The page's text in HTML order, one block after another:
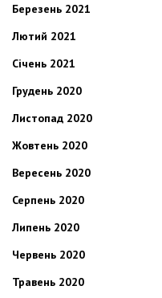
Березень 2021
Лютий 2021
Січень 2021
Грудень 2020
Листопад 2020
Жовтень 2020
Вересень 2020
Серпень 2020
Липень 2020
Червень 2020
Травень 2020